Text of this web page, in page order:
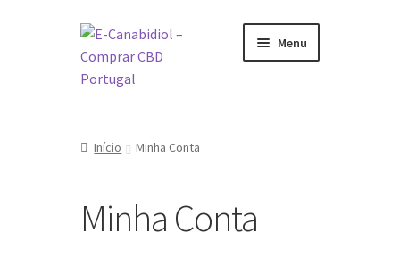
Ir
para
a
Saltar
para
o
Menu
Como tomar CBD
Início Minha Conta
Minha Conta